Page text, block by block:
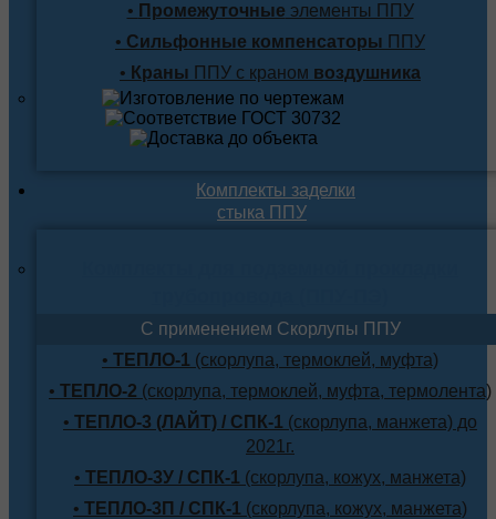
• Промежуточные элементы ППУ
• Сильфонные компенсаторы ППУ
• Краны ППУ с краном воздушника
Комплекты заделки
стыка ППУ
С применением Скорлупы ППУ
• ТЕПЛО-1 (скорлупа, термоклей, муфта)
• ТЕПЛО-2 (скорлупа, термоклей, муфта, термолента)
• ТЕПЛО-3 (ЛАЙТ) / СПК-1 (скорлупа, манжета) до
2021г.
• ТЕПЛО-3У / СПК-1 (скорлупа, кожух, манжета)
• ТЕПЛО-3П / СПК-1 (скорлупа, кожух, манжета)